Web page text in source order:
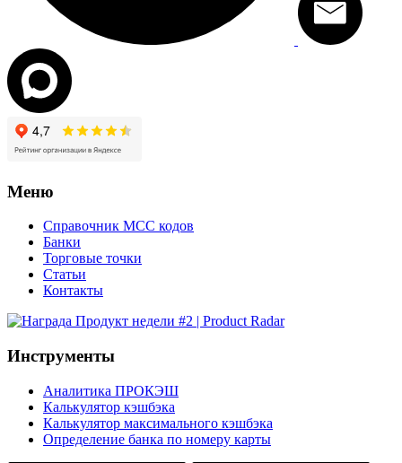
Меню
Справочник MCC кодов
Банки
Торговые точки
Статьи
Контакты
Инструменты
Аналитика ПРОКЭШ
Калькулятор кэшбэка
Калькулятор максимального кэшбэка
Определение банка по номеру карты